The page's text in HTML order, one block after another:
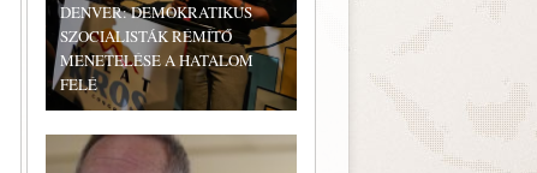
DENVER: DEMOKRATIKUS
SZOCIALISTÁK RÉMÍTŐ
MENETELÉSE A HATALOM
FELÉ